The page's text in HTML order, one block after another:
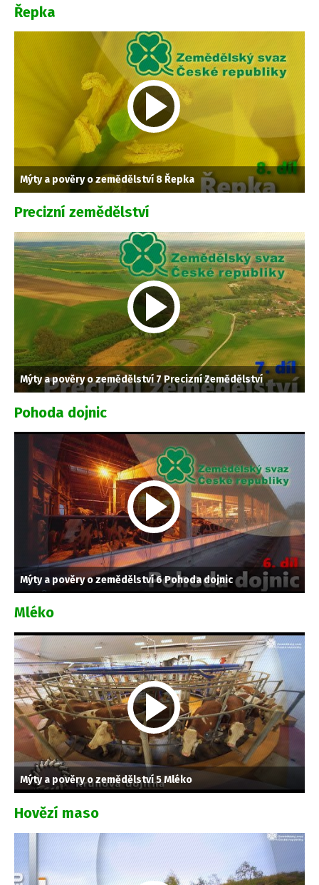
Řepka
Mýty a pověry o zemědělství 8 Řepka
Precizní zemědělství
Mýty a pověry o zemědělství 7 Precizní Zemědělství
Pohoda dojnic
Mýty a pověry o zemědělství 6 Pohoda dojnic
Mléko
Mýty a pověry o zemědělství 5 Mléko
Hovězí maso